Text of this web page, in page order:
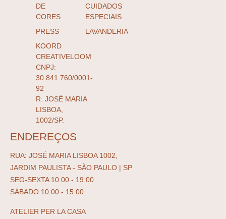
DE
CORES
PRESS
KOORD
CREATIVELOOM
CNPJ:
30.841.760/0001-
92
R: JOSÉ MARIA
LISBOA,
1002/SP.
CUIDADOS
ESPECIAIS
LAVANDERIA
ENDEREÇOS
RUA: JOSÉ MARIA LISBOA 1002,
JARDIM PAULISTA - SÃO PAULO | SP
SEG-SEXTA 10:00 - 19:00
SÁBADO 10:00 - 15:00
ATELIER PER LA CASA